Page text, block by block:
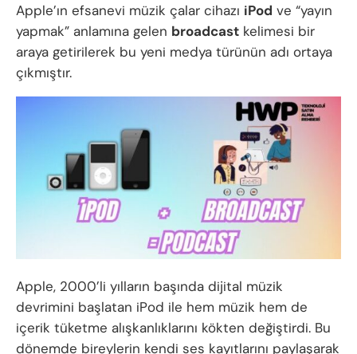
Apple’ın efsanevi müzik çalar cihazı iPod ve “yayın
yapmak” anlamına gelen broadcast kelimesi bir
araya getirilerek bu yeni medya türünün adı ortaya
çıkmıştır.
Apple, 2000’li yılların başında dijital müzik
devrimini başlatan iPod ile hem müzik hem de
içerik tüketme alışkanlıklarını kökten değiştirdi. Bu
dönemde bireylerin kendi ses kayıtlarını paylaşarak